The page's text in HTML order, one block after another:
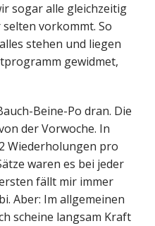
sogar alle gleichzeitig
vorkommt. So
stehen und liegen
gewidmet,
Beine-Po dran. Die
der Vorwoche. In
Wiederholungen pro
waren es bei jeder
fällt mir immer
Aber: Im allgemeinen
scheine langsam Kraft